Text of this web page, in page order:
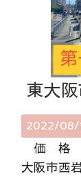
東大
2022/08/
価 格
大阪市